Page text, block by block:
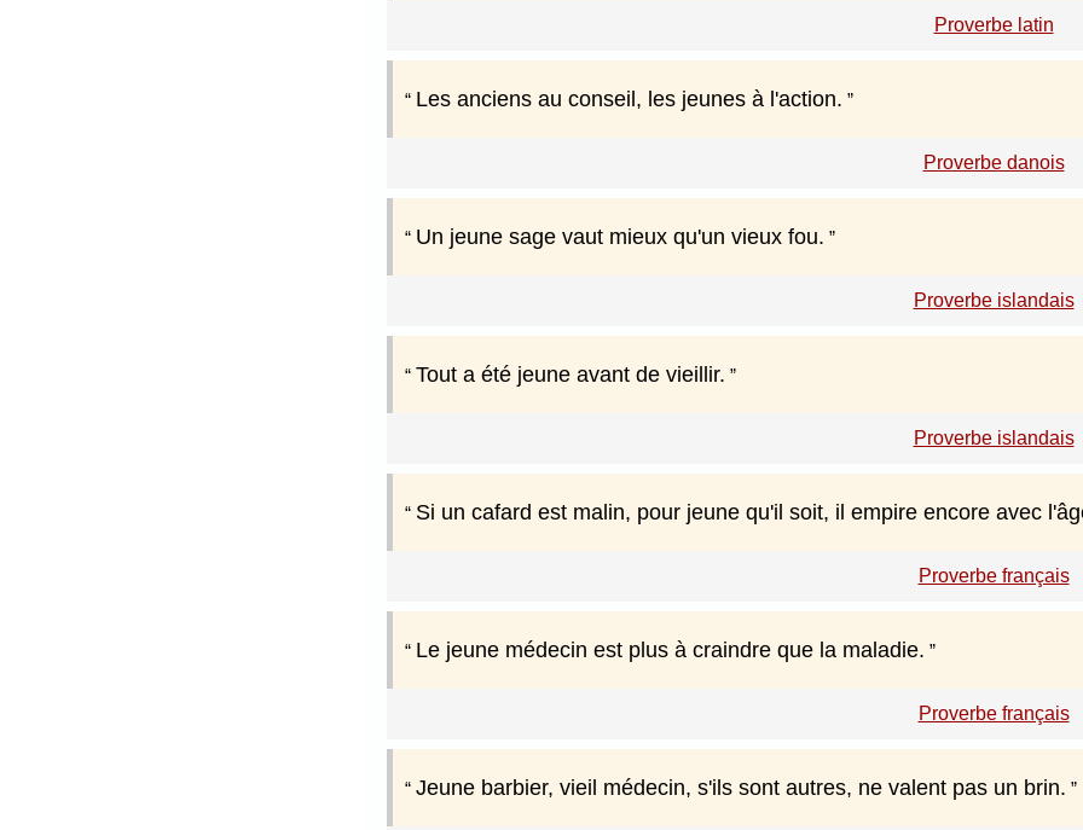
Proverbe latin
Les anciens au conseil, les jeunes à l'action.
Proverbe danois
Un jeune sage vaut mieux qu'un vieux fou.
Proverbe islandais
Tout a été jeune avant de vieillir.
Proverbe islandais
Si un cafard est malin, pour jeune qu'il soit, il empire encore avec
Proverbe français
Le jeune médecin est plus à craindre que la maladie.
Proverbe français
Jeune barbier, vieil médecin, s'ils sont autres, ne valent pas un brin.